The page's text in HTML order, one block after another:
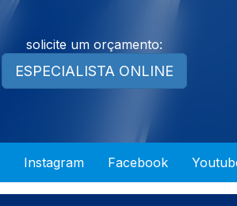
solicite um orçamento:
ESPECIALISTA ONLINE
Instagram Facebook